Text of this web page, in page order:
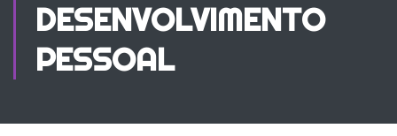
DESENVOLVIMENTO
PESSOAL